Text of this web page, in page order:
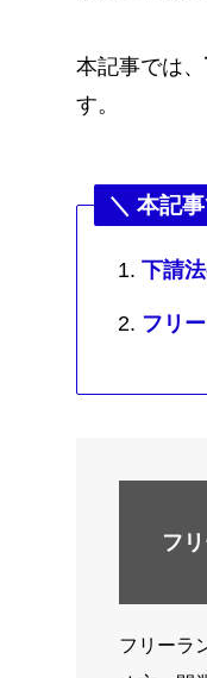
本記事では、
す。
＼ 本記
下請
フリ
フ
フリーラ